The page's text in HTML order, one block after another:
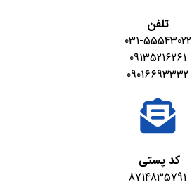
تلفن
031-55543022
09135216261
09016693332
کد پستی
8714835791